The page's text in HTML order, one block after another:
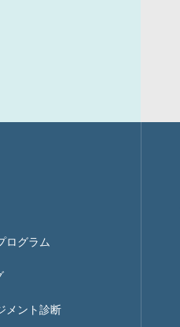
ログラム
メント診断